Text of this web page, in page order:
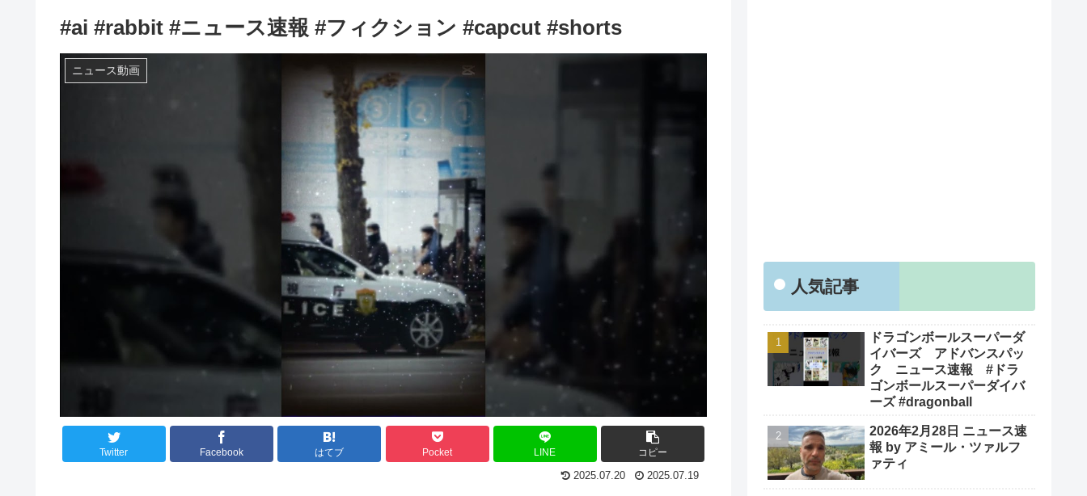
【文春砲】松山千春のあの曲が……参院選自民候補の応援で公選法違反の疑い
#ai #rabbit #ニュース速報 #フィクション #capcut #shorts
ニュース動画
Twitter Facebook はてブ Pocket LINE コピー
2025.07.20 2025.07.19
人気記事
ドラゴンボールスーパーダ
イバーズ アドバンスパッ
ク ニュース速報 #ドラ
ゴンボールスーパーダイバ
ーズ #dragonball
2026年2月28日 ニュース速
報 by アミール・ツァルフ
ァティ